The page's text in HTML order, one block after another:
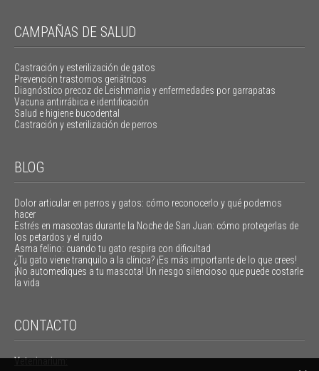
CAMPAÑAS DE SALUD
Castración y esterilización de gatos
Prevención trastornos geriátricos
Diagnóstico precoz de Leishmania y enfermedades por garrapatas
Vacuna antirrábica e identificación
Salud e higiene bucodental
Castración y esterilización de perros
BLOG
Dolor articular en perros y gatos: cómo reconocerlo y qué podemos
hacer
Estrés en mascotas durante la Noche de San Juan: cómo protegerlas de
los petardos y el ruido
Asma felino: cuando tu gato respira con dificultad
¿Tu gato viene tranquilo a la clínica? ¡Es más importante de lo que crees!
¡No automediques a tu mascota! Un riesgo silencioso que puede costarle
la vida
CONTACTO
Veterinarium: